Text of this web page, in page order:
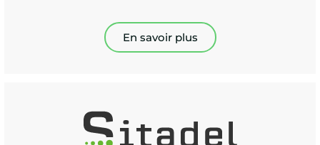
En savoir plus